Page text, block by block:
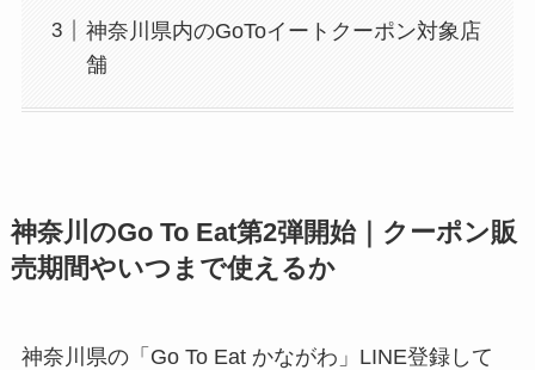
神奈川県内のGoToイートクーポン対象店
舗
神奈川のGo To Eat第2弾開始｜クーポン販
売期間やいつまで使えるか
神奈川県の「Go To Eat かながわ」LINE登録して